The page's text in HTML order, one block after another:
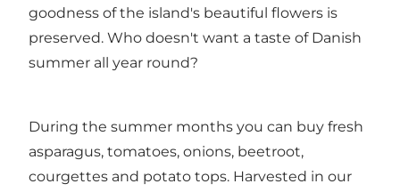
goodness of the island's beautiful flowers is
preserved. Who doesn't want a taste of Danish
summer all year round?
During the summer months you can buy fresh
asparagus, tomatoes, onions, beetroot,
courgettes and potato tops. Harvested in our